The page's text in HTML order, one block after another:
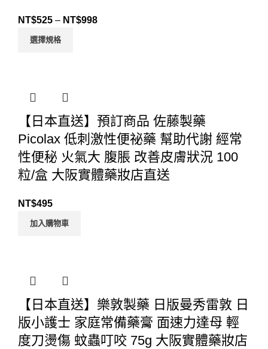
NT$525 – NT$998
選擇規格
【日本直送】預訂商品 佐藤製藥
Picolax 低刺激性便祕藥 幫助代謝 經常
性便秘 火氣大 腹脹 改善皮膚狀況 100
粒/盒 大阪實體藥妝店直送
NT$495
加入購物車
【日本直送】樂敦製藥 日版曼秀雷敦 日
版小護士 家庭常備藥膏 面速力達母 輕
度刀燙傷 蚊蟲叮咬 75g 大阪實體藥妝店